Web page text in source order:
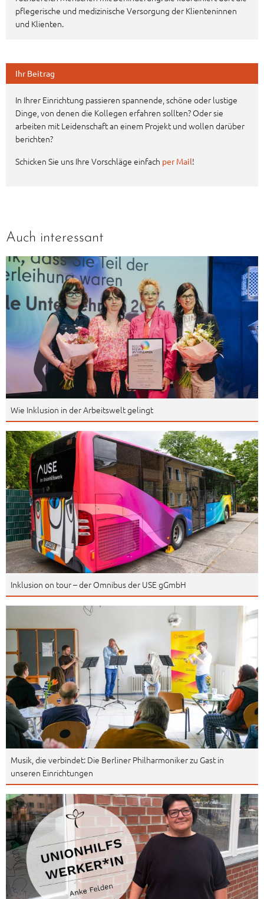
pflegerische und medizinische Versorgung der Klienteninnen
und Klienten.
Ihr Beitrag
In Ihrer Einrichtung passieren spannende, schöne oder lustige
Dinge, von denen die Kollegen erfahren sollten? Oder sie
arbeiten mit Leidenschaft an einem Projekt und wollen darüber
berichten?
Schicken Sie uns Ihre Vorschläge einfach per Mail!
Auch interessant
Wie Inklusion in der Arbeitswelt gelingt
Inklusion on tour – der Omnibus der USE gGmbH
Musik, die verbindet: Die Berliner Philharmoniker zu Gast in
unseren Einrichtungen